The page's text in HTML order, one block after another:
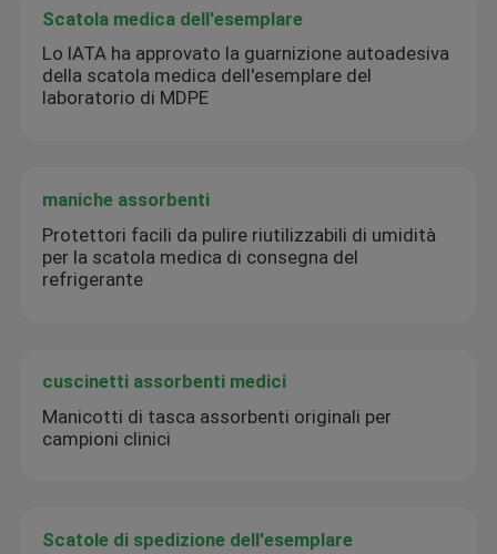
Scatola medica dell'esemplare
Lo IATA ha approvato la guarnizione autoadesiva
della scatola medica dell'esemplare del
laboratorio di MDPE
maniche assorbenti
Protettori facili da pulire riutilizzabili di umidità
per la scatola medica di consegna del
refrigerante
cuscinetti assorbenti medici
Manicotti di tasca assorbenti originali per
campioni clinici
Scatole di spedizione dell'esemplare